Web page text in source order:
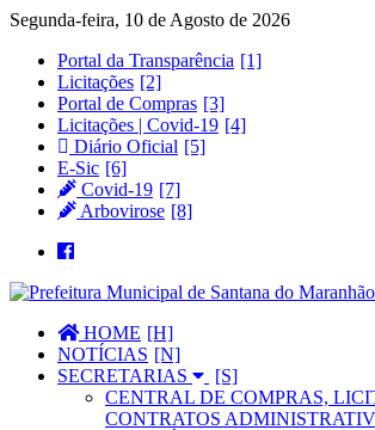
Segunda-feira, 10 de Agosto de 2026
Portal da Transparência
Licitações
Portal de Compras
Licitações | Covid-19
Diário Oficial
E-Sic
Covid-19
Arbovirose
HOME
NOTÍCIAS
SECRETARIAS
CENTRAL DE COMPRAS,
CONTRATOS